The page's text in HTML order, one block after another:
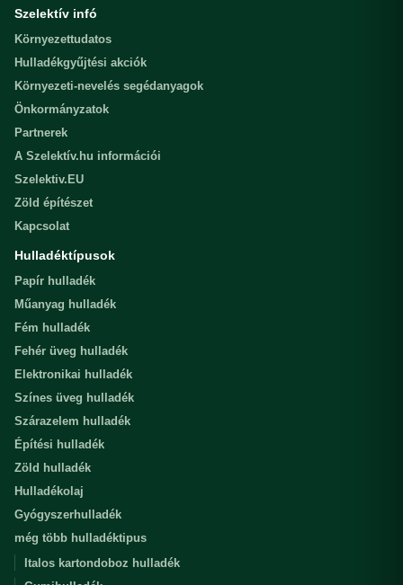
Szelektív infó
Környezettudatos
Hulladékgyűjtési akciók
Környezeti-nevelés segédanyagok
Önkormányzatok
Partnerek
A Szelektív.hu információi
Szelektiv.EU
Zöld építészet
Kapcsolat
Hulladéktípusok
Papír hulladék
Műanyag hulladék
Fém hulladék
Fehér üveg hulladék
Elektronikai hulladék
Színes üveg hulladék
Szárazelem hulladék
Építési hulladék
Zöld hulladék
Hulladékolaj
Gyógyszerhulladék
még több hulladéktipus
Italos kartondoboz hulladék